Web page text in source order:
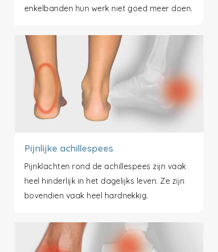
enkelbanden hun werk niet goed meer doen.
Pijnlijke achillespees
Pijnklachten rond de achillespees zijn vaak
heel hinderlijk in het dagelijks leven. Ze zijn
bovendien vaak heel hardnekkig.